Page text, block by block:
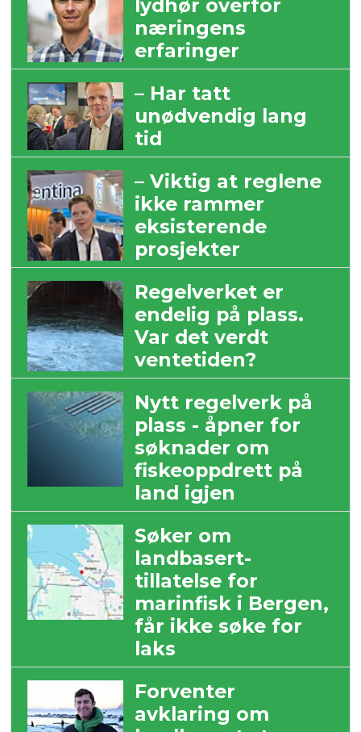
lydhør overfor
næringens
erfaringer
– Har tatt
unødvendig lang
tid
– Viktig at reglene
ikke rammer
eksisterende
prosjekter
Regelverket er
endelig på plass.
Var det verdt
ventetiden?
Nytt regelverk på
plass - åpner for
søknader om
fiskeoppdrett på
land igjen
Søker om
landbasert-
tillatelse for
marinfisk i Bergen,
får ikke søke for
laks
Forventer
avklaring om